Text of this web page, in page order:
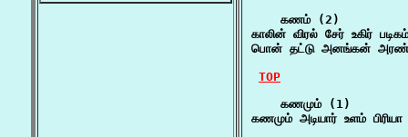
    கணம் (2)
காலின் விரல் சேர் உகிர்
பொன் தட்டு அனங்கன்
TOP
    கணமும் (1)
கணமும் அடியார் உளம்